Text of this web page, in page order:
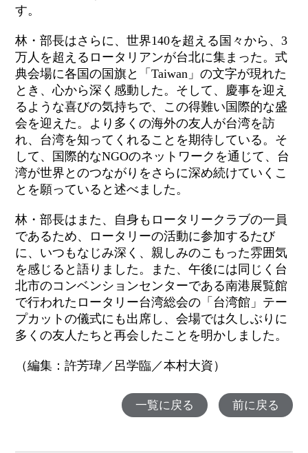
す。
林・部長はさらに、世界140を超える国々から、3
万人を超えるロータリアンが台北に集まった。式
典会場に各国の国旗と「Taiwan」の文字が現れた
とき、心から深く感動した。そして、慶事を迎え
るような喜びの気持ちで、この得難い国際的な盛
会を迎えた。より多くの海外の友人が台湾を訪
れ、台湾を知ってくれることを期待している。そ
して、国際的なNGOのネットワークを通じて、台
湾が世界とのつながりをさらに深め続けていくこ
とを願っていると述べました。
林・部長はまた、自身もロータリークラブの一員
であるため、ロータリーの活動に参加するたび
に、いつもなじみ深く、親しみのこもった雰囲気
を感じると語りました。また、午後には同じく台
北市のコンベンションセンターである南港展覧館
で行われたロータリー台湾総会の「台湾館」テー
プカットの儀式にも出席し、会場では久しぶりに
多くの友人たちと再会したことを明かしました。
（編集：許芳瑋／呂学臨／本村大資）
一覧に戻る 前に戻る